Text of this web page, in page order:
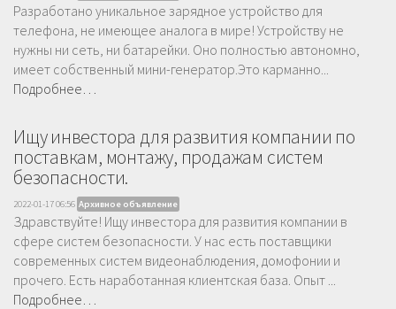
Разработано уникальное зарядное устройство для
телефона, не имеющее аналога в мире! Устройству не
нужны ни сеть, ни батарейки. Оно полностью автономно,
имеет собственный мини-генератор.Это карманно...
Подробнее…
Ищу инвестора для развития компании по
поставкам, монтажу, продажам систем
безопасности.
2022-01-17 06:56 Архивное объявление
Здравствуйте! Ищу инвестора для развития компании в
сфере систем безопасности. У нас есть поставщики
современных систем видеонаблюдения, домофонии и
прочего. Есть наработанная клиентская база. Опыт ...
Подробнее…